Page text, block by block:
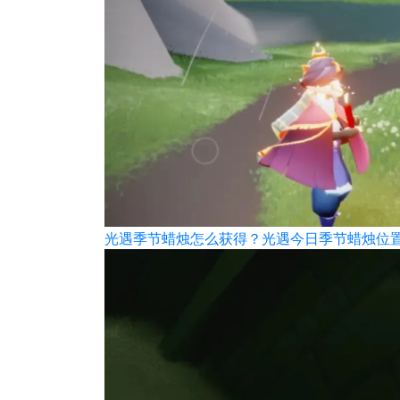
光遇季节蜡烛怎么获得？光遇今日季节蜡烛位